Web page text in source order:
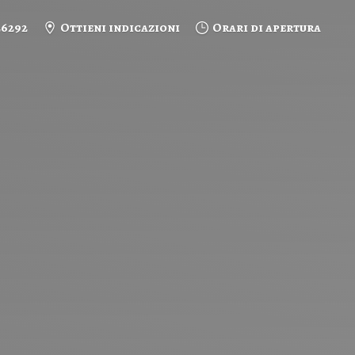
Ottieni indicazioni Orari di apertura